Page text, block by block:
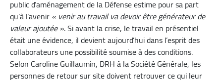
public d’aménagement de la Défense estime pour sa part
qu’à l’avenir« venir au travail va devoir être générateur de
valeur ajoutée ». Si avant la crise, le travail en présentiel
était une évidence, il devient aujourd’hui dans l’esprit des
collaborateurs une possibilité soumise à des conditions.
Selon Caroline Guillaumin, DRH à la Société Générale, les
personnes de retour sur site doivent retrouver ce qui leur